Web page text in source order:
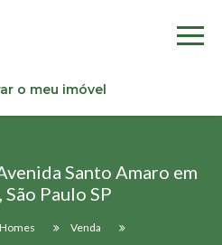
o meu imóvel
Santo Amaro em
Paulo SP
Venda